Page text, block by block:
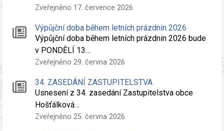
Zveřejněno 17. července 2026
Výpůjční doba během letních prázdnin 2026
Výpůjční doba během letních prázdnin 2026 bude
v PONDĚLÍ 13…
Zveřejněno 29. června 2026
34. ZASEDÁNÍ ZASTUPITELSTVA
Usnesení z 34. zasedání Zastupitelstva obce
Hošťálková…
Zveřejněno 25. června 2026